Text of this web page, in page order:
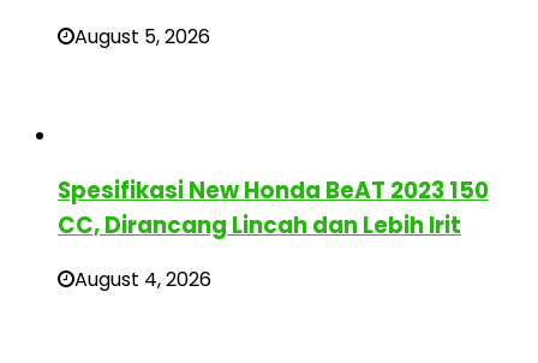
August 5, 2026
Spesifikasi New Honda BeAT 2023 150
CC, Dirancang Lincah dan Lebih Irit
August 4, 2026